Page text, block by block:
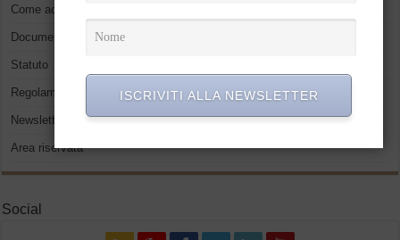
Come accedere
Documenti
Statuto
Regolamento
Newsletter
Area riservata
Social
ISCRIVITI ALLA NEWSLETTER